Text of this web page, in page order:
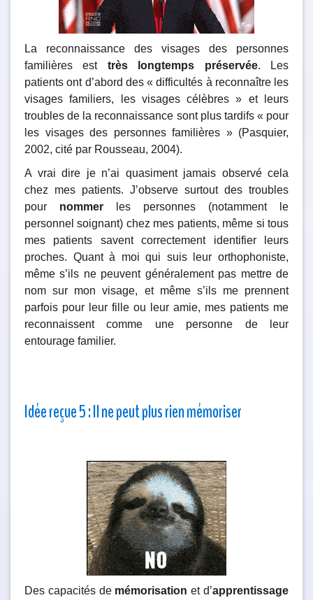
La reconnaissance des visages des personnes
familières est très longtemps préservée. Les
patients ont d’abord des « difficultés à reconnaître les
visages familiers, les visages célèbres » et leurs
troubles de la reconnaissance sont plus tardifs « pour
les visages des personnes familières » (Pasquier,
2002, cité par Rousseau, 2004).
A vrai dire je n’ai quasiment jamais observé cela
chez mes patients. J’observe surtout des troubles
pour nommer les personnes (notamment le
personnel soignant) chez mes patients, même si tous
mes patients savent correctement identifier leurs
proches. Quant à moi qui suis leur orthophoniste,
même s’ils ne peuvent généralement pas mettre de
nom sur mon visage, et même s’ils me prennent
parfois pour leur fille ou leur amie, mes patients me
reconnaissent comme une personne de leur
entourage familier.
Idée reçue 5 : Il ne peut plus rien mémoriser
Des capacités de mémorisation et d’apprentissage